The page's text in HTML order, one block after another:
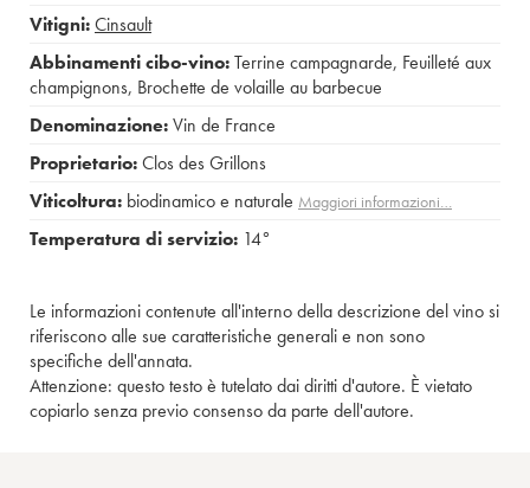
Vitigni:Cinsault
Abbinamenti cibo-vino:Terrine campagnarde, Feuilleté aux
champignons, Brochette de volaille au barbecue
Denominazione:Vin de France
Proprietario:Clos des Grillons
Viticoltura: biodinamico e naturale Maggiori informazioni…
Temperatura di servizio: 14°
Le informazioni contenute all'interno della descrizione del vino si
riferiscono alle sue caratteristiche generali e non sono
specifiche dell'annata.
Attenzione: questo testo è tutelato dai diritti d'autore. È vietato
copiarlo senza previo consenso da parte dell'autore.